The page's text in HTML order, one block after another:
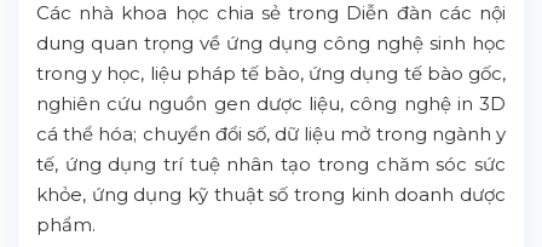
Các nhà khoa học chia sẻ trong Diễn đàn các nội
dung quan trọng về ứng dụng công nghệ sinh học
trong y học, liệu pháp tế bào, ứng dụng tế bào gốc,
nghiên cứu nguồn gen dược liệu, công nghệ in 3D
cá thể hóa; chuyển đổi số, dữ liệu mở trong ngành y
tế, ứng dụng trí tuệ nhân tạo trong chăm sóc sức
khỏe, ứng dụng kỹ thuật số trong kinh doanh dược
phẩm.